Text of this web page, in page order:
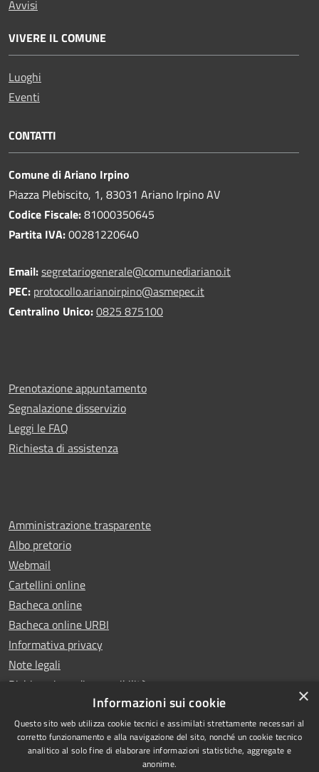
Avvisi
VIVERE IL COMUNE
Luoghi
Eventi
CONTATTI
Comune di Ariano Irpino
Piazza Plebiscito, 1, 83031 Ariano Irpino AV
Codice Fiscale:81000350645
Partita IVA:00281220640
Email:segretariogenerale@comunediariano.it
PEC: protocollo.arianoirpino@asmepec.it
Centralino Unico:0825 875100
Prenotazione appuntamento
Segnalazione disservizio
Leggi le FAQ
Richiesta di assistenza
Amministrazione trasparente
Albo pretorio
Webmail
Cartellini online
Bacheca online
Bacheca online URBI
Informativa privacy
Note legali
Dichiarazione di accessibilità
RSS
Copyright © 2025 Comune di
×
Informazioni sui cookie
Questo sito web utilizza cookie tecnici e assimilati strettamente necessari al
corretto funzionamento e alla navigazione del sito, nonché un cookie tecnico
analitico al solo fine di elaborare informazioni statistiche, aggregate e
anonime.